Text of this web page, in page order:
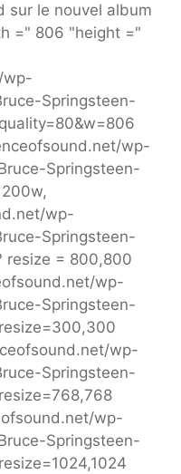
sur le nouvel album
=" 806 "height ="
wp-
Springsteen-
wp-
Springsteen-
wp-
Springsteen-
resize = 800,800
wp-
Springsteen-
wp-
Springsteen-
wp-
Springsteen-